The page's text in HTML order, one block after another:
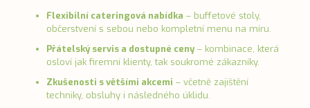
Flexibilní cateringová nabídka – buffetové stoly,
občerstvení s sebou nebo kompletní menu na míru.
Přátelský servis a dostupné ceny– kombinace, která
osloví jak firemní klienty, tak soukromé zákazníky.
Zkušenosti s většími akcemi – včetně zajištění
techniky, obsluhy i následného úklidu.